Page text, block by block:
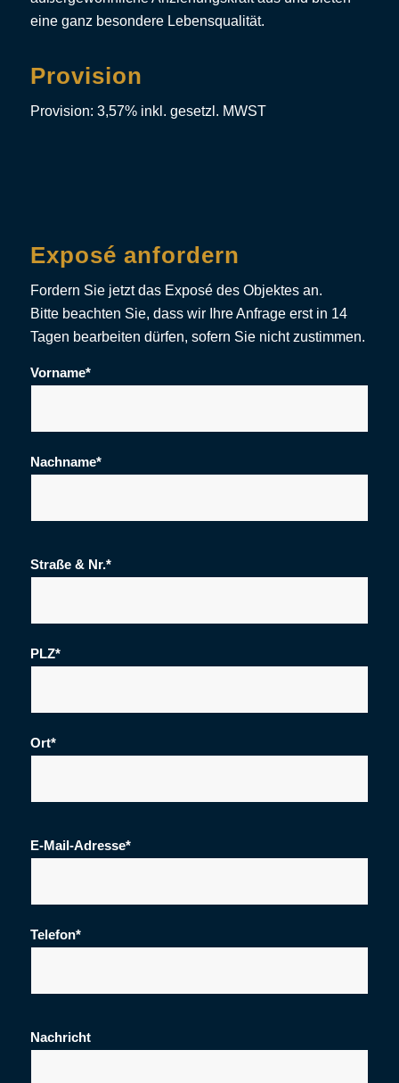
eine ganz besondere Lebensqualität.
Provision
Provision: 3,57% inkl. gesetzl. MWST
Exposé anfordern
Fordern Sie jetzt das Exposé des Objektes an.
Bitte beachten Sie, dass wir Ihre Anfrage erst in 14
Tagen bearbeiten dürfen, sofern Sie nicht zustimmen.
Vorname*
Nachname*
Straße & Nr.*
PLZ*
Ort*
E-Mail-Adresse*
Telefon*
Nachricht